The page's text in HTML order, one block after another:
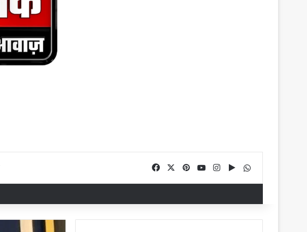
FacebookPinterestYouTubeInstagram
Google Play